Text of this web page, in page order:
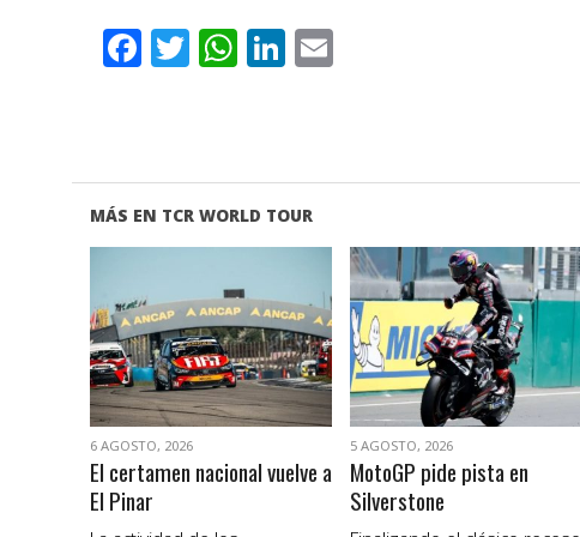
Facebook
Twitter
WhatsApp
LinkedIn
MÁS EN TCR WORLD TOUR
VER NOTA
6 AGOSTO, 2026
El certamen nacional vuelve a
El Pinar
VER NOTA
5 AGOSTO, 2026
MotoGP pide pista en
Silverstone